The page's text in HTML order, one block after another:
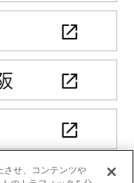
させ、コンテンツや